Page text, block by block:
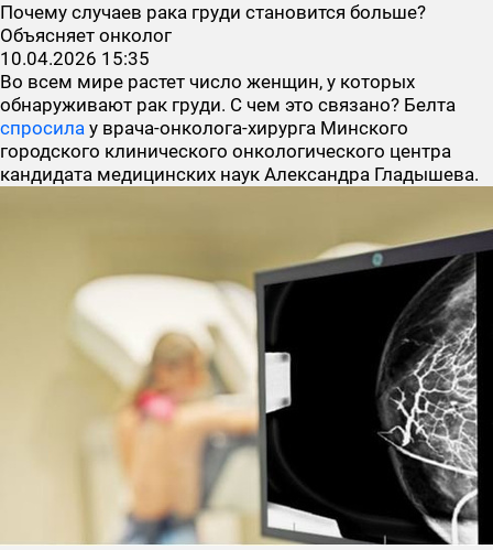
Почему случаев рака груди становится больше?
Объясняет онколог
10.04.2026 15:35
Во всем мире растет число женщин, у которых
обнаруживают рак груди. С чем это связано? Белта
спросила у врача-онколога-хирурга Минского
городского клинического онкологического центра
кандидата медицинских наук Александра Гладышева.